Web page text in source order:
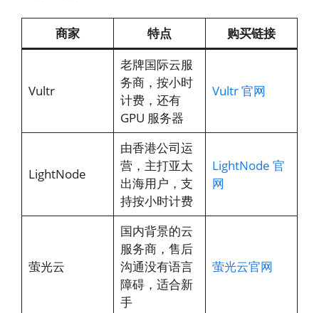
商家 特点 购买链接
Vultr
老牌国际云服
务商，按小时
计费，还有
GPU 服务器
Vultr 官网
LightNode
由香港公司运
营，主打亚太
出海用户，支
持按小时计费
LightNode 官
网
萤光云
国内背景的云
服务商，售后
沟通没有语言
障碍，适合新
手
萤光云官网